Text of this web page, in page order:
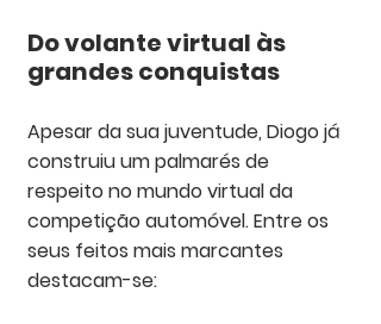
Do volante virtual às
grandes conquistas
Apesar da sua juventude, Diogo já
construiu um palmarés de
respeito no mundo virtual da
competição automóvel. Entre os
seus feitos mais marcantes
destacam-se: